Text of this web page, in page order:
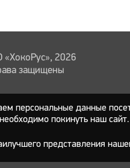
2026
защищены
персональные данные
покинуть наш сайт.
представления